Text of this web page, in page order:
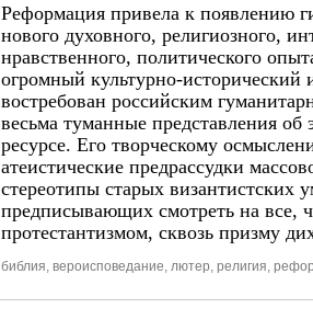
Реформация привела к появлению
нового духовного, религиозного,
нравственного, политического
огромный культурно-исторический
востребован российским
весьма туманные представления об
ресурсе. Его творческому
атеистические предрассудки
стереотипы старых византистских
предписывающих смотреть на все,
протестантизмом, сквозь призму
библия вероисповедание лютер религия